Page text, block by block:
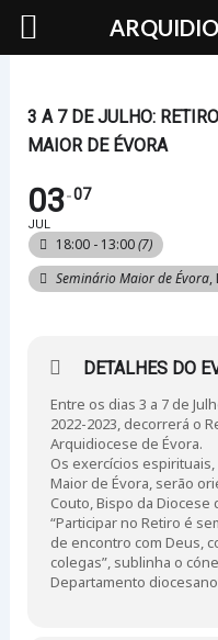
Skip
3 A 7 DE JULHO:
MAIOR DE ÉVORA
03
JUL
07
18:00 - 13:00(7)
Seminário Maior de Évora,
DETALHES DO
Entre os dias 3 a 7 de
2022-2023, decorrerá o
Arquidiocese de Évora.
Os exercícios
Maior de Évora, serão
Couto, Bispo da Diocese
“Participar no Retiro é
de encontro com Deus,
colegas”, sublinha o
Departamento